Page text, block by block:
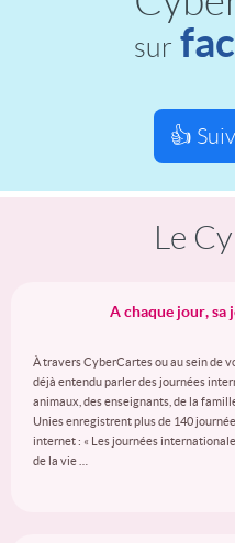
sur
👍
Le
A chaque jour,
À travers CyberCartes ou au sein de
déjà entendu parler des journées
animaux, des enseignants, de la
Unies enregistrent plus de 140
internet : « Les journées
de la vie …